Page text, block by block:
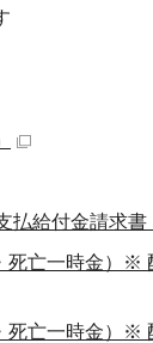
払給付金請求書
亡一時金）※
亡一時金）※